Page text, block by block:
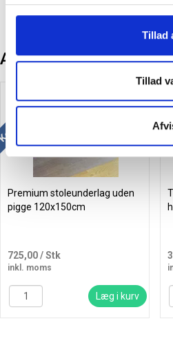
Tillad
Tillad
Andre kunder købte
mere og spar
Premium stoleunderlag uden
pigge 120x150cm
725,00/ Stk
inkl. moms
Læg i kurv